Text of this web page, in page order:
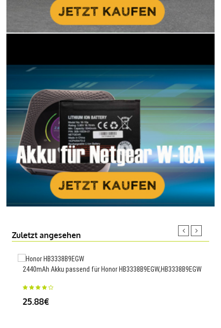
Zuletzt angesehen
2440mAh Akku passend für Honor HB3338B9EGW,HB3338B9EGW
25.88€